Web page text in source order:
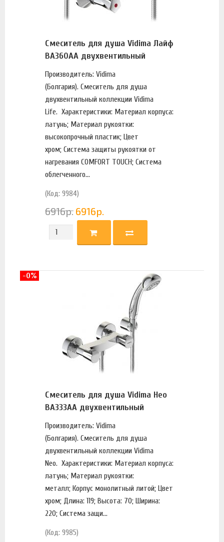
Смеситель для душа Vidima Лайф
BA360AA двухвентильный
Производитель: Vidima
(Болгария). Смеситель для душа
двухвентильный коллекции Vidima
Life. Характеристики: Материал корпуса:
латунь; Материал рукоятки:
высокопрочный пластик; Цвет
хром; Система защиты рукоятки от
нагревания COMFORT TOUCH; Система
облегченного...
(Код: 9984)
6916р. 6916р.
Смеситель для душа Vidima Нео
BA333AA двухвентильный
Производитель: Vidima
(Болгария). Смеситель для душа
двухвентильный коллекции Vidima
Neo. Характеристики: Материал корпуса:
латунь; Материал рукоятки:
металл; Корпус монолитный литой; Цвет
хром; Длина: 119; Высота: 70; Ширина:
220; Система защи...
(Код: 9985)
-0%